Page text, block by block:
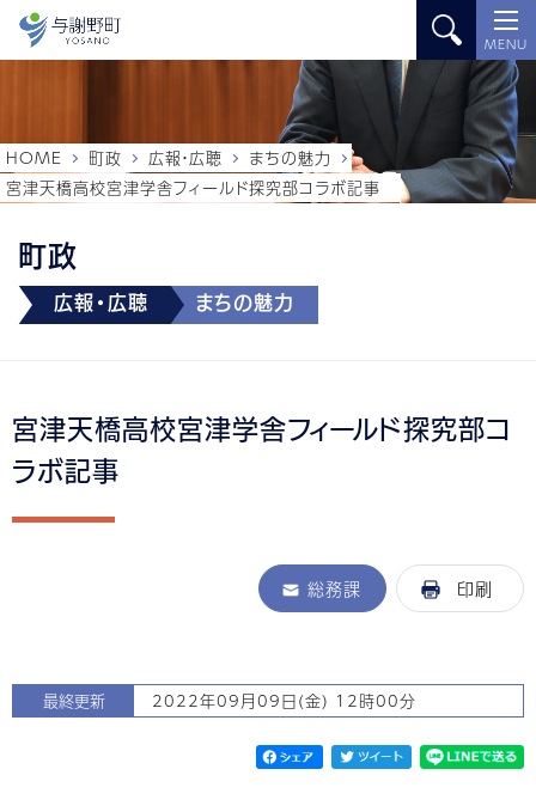
MENU
町政
広報・広聴 まちの魅力
HOME 町政 広報・広聴
まちの魅力
宮津天橋高校宮津学舎フィールド探究部コラボ記事
宮津天橋高校宮津学舎フィールド探究部コ
ラボ記事
総務課 印刷
最終更新 2022年09月09日(金) 12時00分